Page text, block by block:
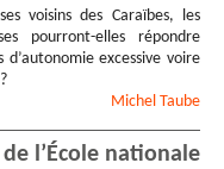
voisins des Caraïbes, les
pourront-elles répondre
d’autonomie excessive voire
Michel Taube
l’École nationale